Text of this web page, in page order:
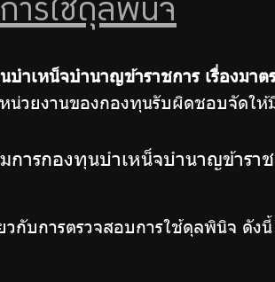
ารใช้ดุลพินิจ
บำเหน็จบำนาญข้าราชการ เรื่องม
หน่วยงานของกองทุนรับผิดชอบจัดให้
การกองทุนบำเหน็จบำนาญข้าร
กับการตรวจสอบการใช้ดุลพินิจ ดังนี้